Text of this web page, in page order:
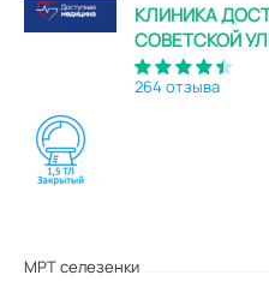
КЛИНИКА
СОВЕТСКОЙ
264 отзыва
МРТ селезенки